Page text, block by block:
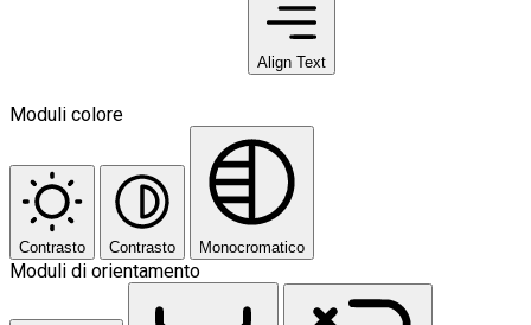
Align Text
Moduli colore
Contrasto Contrasto Monocromatico
Moduli di orientamento